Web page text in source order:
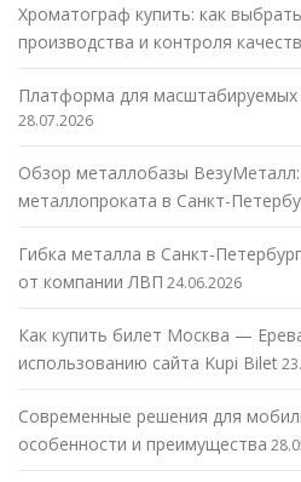
Хроматограф купить: как
производства и контроля
Платформа для масштабируемых
28.07.2026
Обзор металлобазы
металлопроката в Санкт-
Гибка металла в Санкт-
от компании ЛВП 24.06.2026
Как купить билет Москва —
использованию сайта Kupi Bilet
Современные решения для
особенности и преимущества